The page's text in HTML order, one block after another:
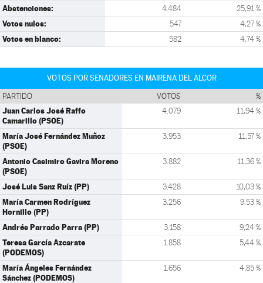
Abstenciones: 4.484 25,91 %
Votos nulos: 547 4,27 %
Votos en blanco: 582 4,74 %
VOTOS POR SENADORES EN MAIRENA DEL ALCOR
PARTIDO VOTOS %
Juan Carlos José Raffo
Camarillo (PSOE)
4.079 11,94 %
María José Fernández Muñoz
(PSOE)
3.953 11,57 %
Antonio Casimiro Gavira Moreno
(PSOE)
3.882 11,36 %
José Luis Sanz Ruíz (PP) 3.428 10,03 %
María Carmen Rodríguez
Hornillo (PP)
3.256 9,53 %
Andrés Parrado Parra (PP) 3.158 9,24 %
Teresa García Azcarate
(PODEMOS)
1.858 5,44 %
María Ángeles Fernández
Sánchez (PODEMOS)
1.656 4,85 %